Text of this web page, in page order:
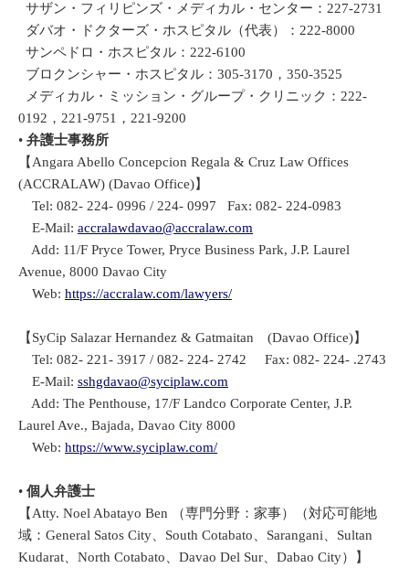
サザン・フィリピンズ・メディカル・センター：227-2731
ダバオ・ドクターズ・ホスピタル（代表）：222-8000
サンペドロ・ホスピタル：222-6100
ブロクンシャー・ホスピタル：305-3170，350-3525
メディカル・ミッション・グループ・クリニック：222-
0192，221-9751，221-9200
• 弁護士事務所
【Angara Abello Concepcion Regala & Cruz Law Offices
(ACCRALAW) (Davao Office)】
Tel: 082- 224- 0996 / 224- 0997 Fax: 082- 224-0983
E-Mail: accralawdavao@accralaw.com
Add: 11/F Pryce Tower, Pryce Business Park, J.P. Laurel
Avenue, 8000 Davao City
Web: https://accralaw.com/lawyers/
【SyCip Salazar Hernandez & Gatmaitan (Davao Office)】
Tel: 082- 221- 3917 / 082- 224- 2742 Fax: 082- 224- .2743
E-Mail: sshgdavao@syciplaw.com
Add: The Penthouse, 17/F Landco Corporate Center, J.P.
Laurel Ave., Bajada, Davao City 8000
Web: https://www.syciplaw.com/
• 個人弁護士
【Atty. Noel Abatayo Ben （専門分野：家事）（対応可能地
域：General Satos City、South Cotabato、Sarangani、Sultan
Kudarat、North Cotabato、Davao Del Sur、Dabao City）】